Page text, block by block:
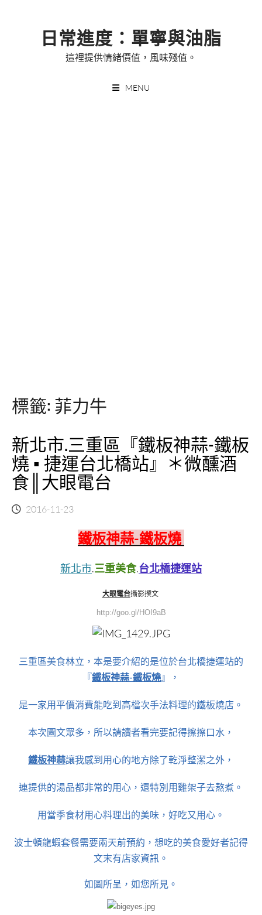
日常進度：單寧與油脂
這裡提供情緒價值，風味殘值。
MENU
標籤: 菲力牛
新北市.三重區『鐵板神蒜-鐵板
燒 ▪ 捷運台北橋站』＊微醺酒
食║大眼電台
2016-11-23
鐵板神蒜-鐵板燒
新北市.三重美食.台北橋捷運站
大眼電台攝影撰文
http://goo.gl/HOI9aB
三重區美食林立，本是要介紹的是位於台北橋捷運站的
『鐵板神蒜-鐵板燒』，
是一家用平價消費能吃到高檔次手法料理的鐵板燒店。
本次圖文眾多，所以請讀者看完要記得擦擦口水，
鐵板神蒜讓我感到用心的地方除了乾淨整潔之外，
連提供的湯品都非常的用心，還特別用雞架子去熬煮。
用當季食材用心料理出的美味，好吃又用心。
波士頓龍蝦套餐需要兩天前預約，想吃的美食愛好者記得
文末有店家資訊。
如圖所呈，如您所見。